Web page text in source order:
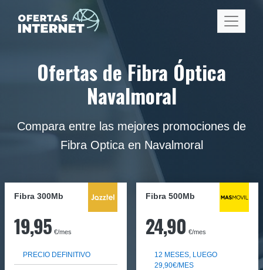
Ofertas de Fibra Óptica
Navalmoral
Compara entre las mejores promociones de
Fibra Optica en Navalmoral
Fibra 300Mb
19,95 €/mes
PRECIO DEFINITIVO
Fibra 500Mb
24,90 €/mes
12 MESES, LUEGO
29,90€/MES